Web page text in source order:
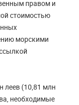
правом и
стоимостью
морскими
леев (10,81 млн
необходимые